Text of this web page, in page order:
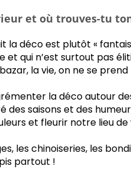
et où trouves-tu
déco est plutôt «
et qui n’est surtout pas
la vie, on ne se
la déco autour
des saisons et des
et fleurir notre lieu
les chinoiseries, les
partout !